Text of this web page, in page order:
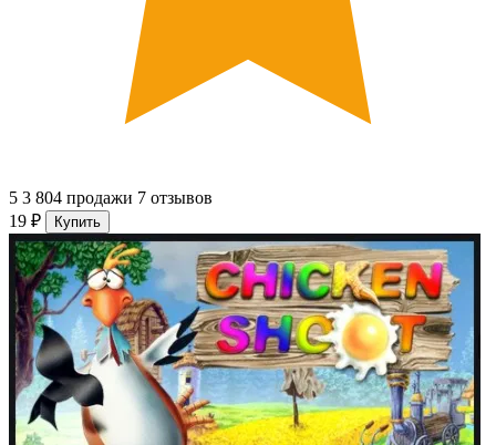
5 3 804 продажи 7 отзывов
19 ₽
Купить